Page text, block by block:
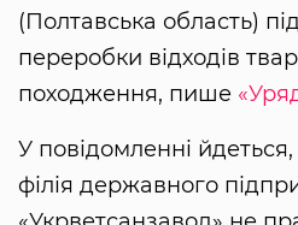
(Полтавська область)
переробки відходів
походження, пише
У повідомленні
філія державного